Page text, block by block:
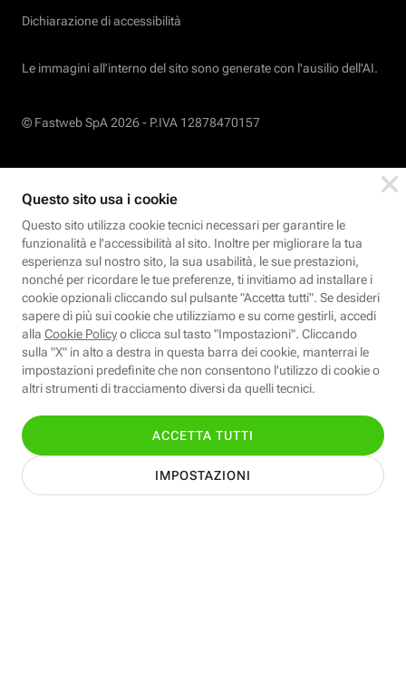
Dichiarazione di accessibilità
Le immagini all’interno del sito sono generate con l'ausilio dell'AI.
© Fastweb SpA 2026 - P.IVA 12878470157